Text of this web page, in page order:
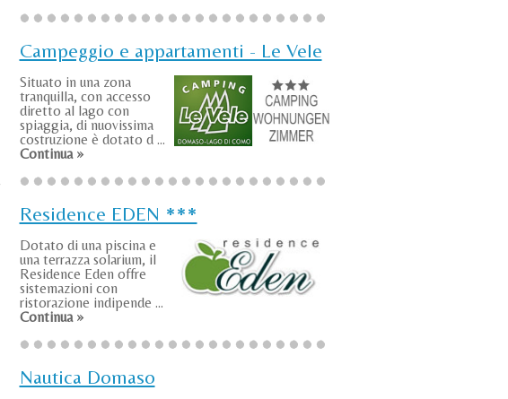
Campeggio e appartamenti - Le Vele
Situato in una zona
tranquilla, con accesso
diretto al lago con
spiaggia, di nuovissima
costruzione è dotato d ...
Continua »
Residence EDEN ***
Dotato di una piscina e
una terrazza solarium, il
Residence Eden offre
sistemazioni con
ristorazione indipende ...
Continua »
Nautica Domaso